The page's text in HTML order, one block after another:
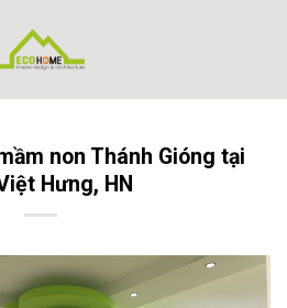
non Thánh Gióng tại
Hưng, HN